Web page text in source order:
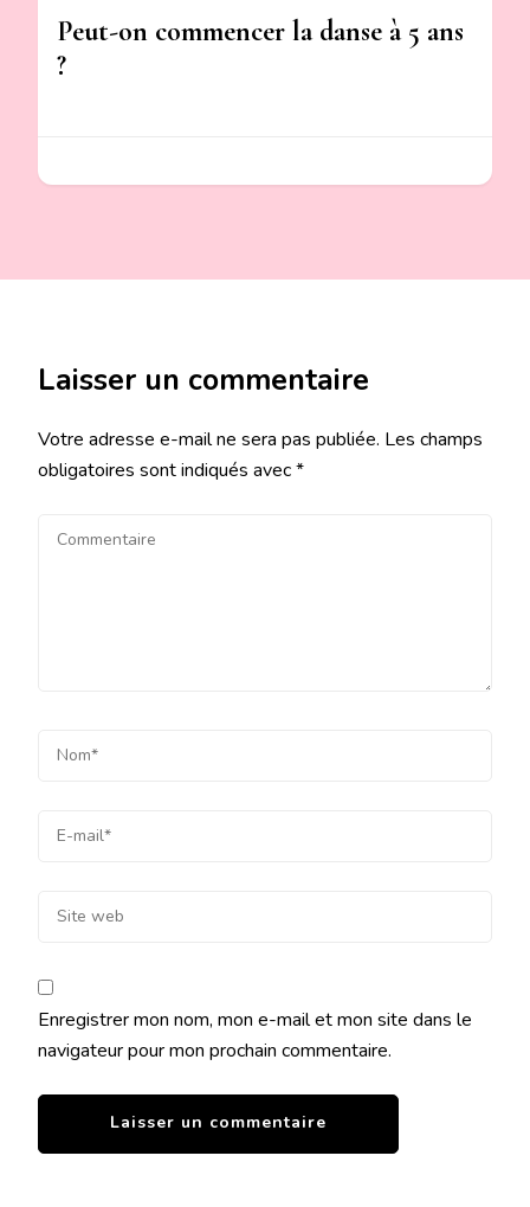
Peut-on commencer la danse à 5 ans
?
Laisser un commentaire
Votre adresse e-mail ne sera pas publiée. Les champs
obligatoires sont indiqués avec*
Enregistrer mon nom, mon e-mail et mon site dans le
navigateur pour mon prochain commentaire.